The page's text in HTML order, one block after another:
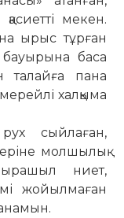
мекен.
ырыс тұрған
бауырына баса
талайға пана
халқыма
сыйлаған,
молшылық
ниет,
жойылмаған